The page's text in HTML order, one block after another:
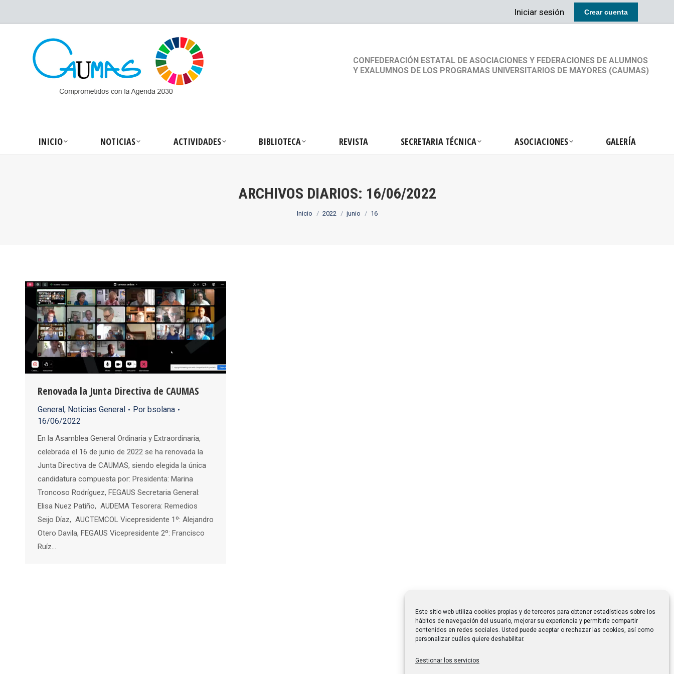
Este sitio web utiliza cookies propias y de terceros para obtener estadísticas sobre los
hábitos de navegación del usuario, mejorar su experiencia y permitirle compartir
contenidos en redes sociales. Usted puede aceptar o rechazar las cookies, así como
personalizar cuáles quiere deshabilitar.
Gestionar los servicios
Iniciar sesión Crear cuenta
CONFEDERACIÓN ESTATAL DE ASOCIACIONES Y FEDERACIONES DE ALUMNOS
Y EXALUMNOS DE LOS PROGRAMAS UNIVERSITARIOS DE MAYORES (CAUMAS)
INICIO NOTICIAS ACTIVIDADES BIBLIOTECA REVISTA SECRETARIA TÉCNICA ASOCIACIONES GALERÍA
ARCHIVOS DIARIOS: 16/06/2022
Estás aquí:
Inicio 2022 junio 16
Renovada la Junta Directiva de CAUMAS
General , Noticias General Por bsolana
16/06/2022
En la Asamblea General Ordinaria y Extraordinaria,
celebrada el 16 de junio de 2022 se ha renovada la
Junta Directiva de CAUMAS, siendo elegida la única
candidatura compuesta por: Presidenta: Marina
Troncoso Rodríguez, FEGAUS Secretaria General:
Elisa Nuez Patiño, AUDEMA Tesorera: Remedios
Seijo Díaz, AUCTEMCOL Vicepresidente 1º: Alejandro
Otero Davila, FEGAUS Vicepresidente 2º: Francisco
Ruíz…